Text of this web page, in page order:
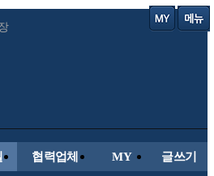
협력업체 MY 글쓰기